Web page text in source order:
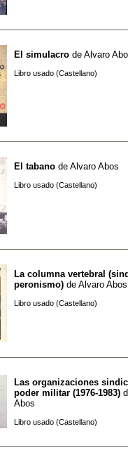
El simulacro de Alvaro
Libro usado (Castellano)
El tabano de Alvaro Abos
Libro usado (Castellano)
La columna vertebral
peronismo) de Alvaro Abos
Libro usado (Castellano)
Las organizaciones
poder militar (1976-1983)
Abos
Libro usado (Castellano)